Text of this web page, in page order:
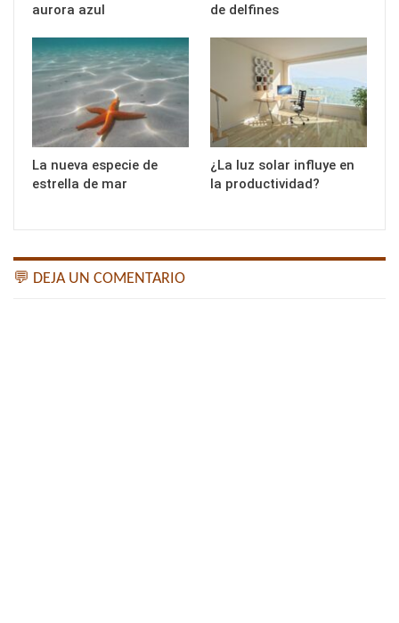
aurora azul
de delfines
La nueva especie de
estrella de mar
¿La luz solar influye en
la productividad?
💬 DEJA UN COMENTARIO